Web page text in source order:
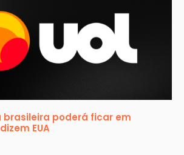
brasileira poderá ficar em
EUA